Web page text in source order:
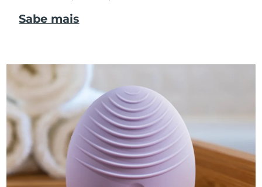
Sabe mais